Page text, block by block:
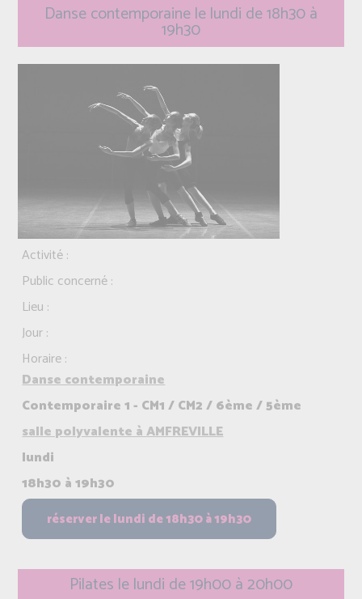
Danse contemporaine le lundi de 18h30 à
19h30
Activité :
Public concerné :
Lieu :
Jour :
Horaire :
Danse contemporaine
Contemporaire 1 - CM1 / CM2 / 6ème / 5ème
salle polyvalente à AMFREVILLE
lundi
18h30 à 19h30
Pilates le lundi de 19h00 à 20h00